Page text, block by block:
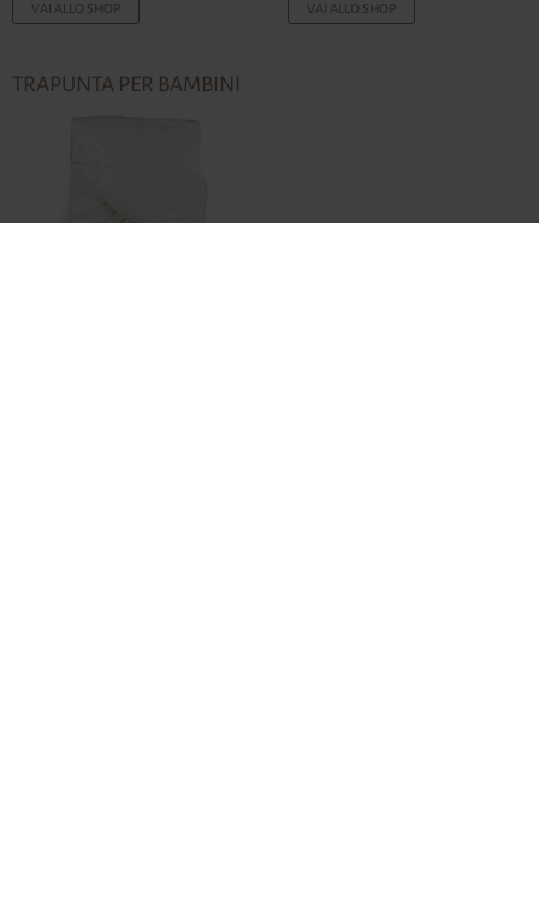
VAI ALLO SHOP VAI ALLO SHOP
TRAPUNTA PER BAMBINI